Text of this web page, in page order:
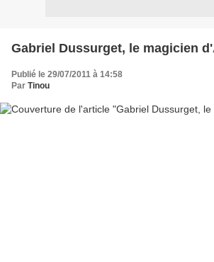
Gabriel Dussurget, le magicien
Publié le 29/07/2011 à 14:58
Par Tinou